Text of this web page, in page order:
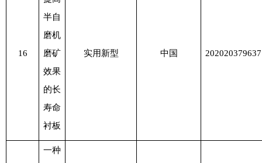
16
半自
磨机
磨矿
效果
的长
寿命
衬板
实用新型 中国
一种